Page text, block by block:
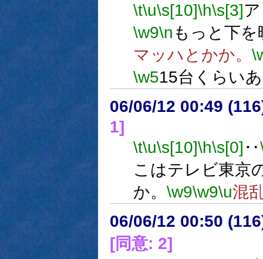
\t\u\s[10]\h\s[3]
\w9\n もっと下
マッハとかか。
\w515台くらい
06/06/12 00:49
1]
\t\u\s[10]\h\s[0] ‥
こはテレビ東京
か。 \w9\w9\u混
06/06/12 00:50
[同意: 2]